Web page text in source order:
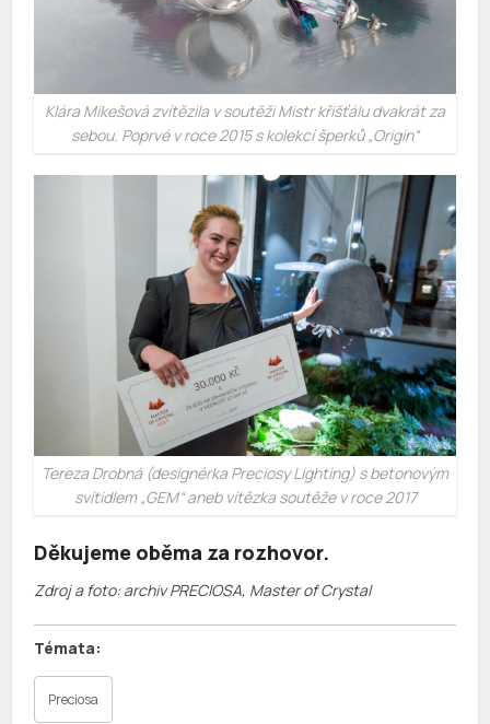
Klára Mikešová zvítězila v soutěži Mistr křišťálu dvakrát za
sebou. Poprvé v roce 2015 s kolekcí šperků „Origin“
Tereza Drobná (designérka Preciosy Lighting) s betonovým
svítidlem „GEM“ aneb vítězka soutěže v roce 2017
Děkujeme oběma za rozhovor.
Zdroj a foto: archiv PRECIOSA, Master of Crystal
Preciosa